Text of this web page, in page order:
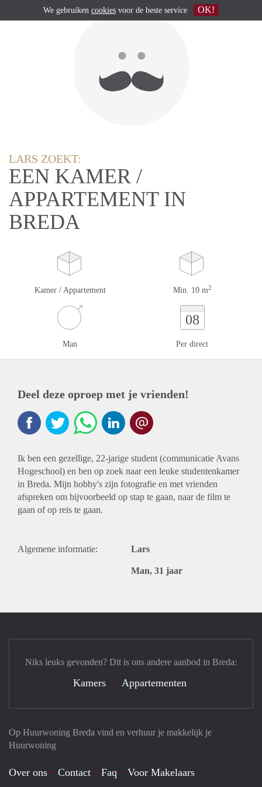
LARS ZOEKT:
EEN KAMER /
APPARTEMENT IN
BREDA
Kamer / Appartement Min. 10 m2
Man
08
Per direct
Deel deze oproep met je vrienden!
Ik ben een gezellige, 22-jarige student (communicatie Avans
Hogeschool) en ben op zoek naar een leuke studentenkamer
in Breda. Mijn hobby's zijn fotografie en met vrienden
afspreken om bijvoorbeeld op stap te gaan, naar de film te
gaan of op reis te gaan.
Algemene informatie: Lars
Man, 31 jaar
Op Huurwoning Breda vind en verhuur je makkelijk je
Huurwoning
Over ons Contact Faq Voor Makelaars
Niks leuks gevonden? Dit is ons andere aanbod in Breda:
Kamers Appartementen
We gebruiken cookies voor de beste service OK!